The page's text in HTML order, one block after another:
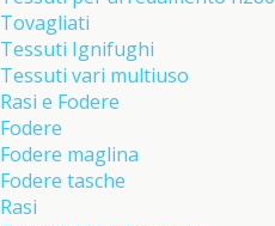
Tovagliati
Tessuti Ignifughi
Tessuti vari multiuso
Rasi e Fodere
Fodere
Fodere maglina
Fodere tasche
Rasi